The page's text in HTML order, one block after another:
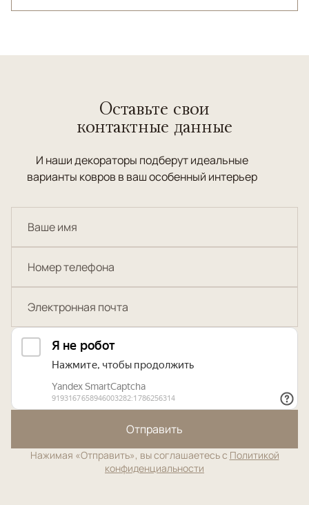
Оставьте свои
контактные данные
И наши декораторы подберут идеальные
варианты ковров в ваш особенный интерьер
Отправить
Нажимая «Отправить», вы соглашаетесь с Политикой
конфиденциальности